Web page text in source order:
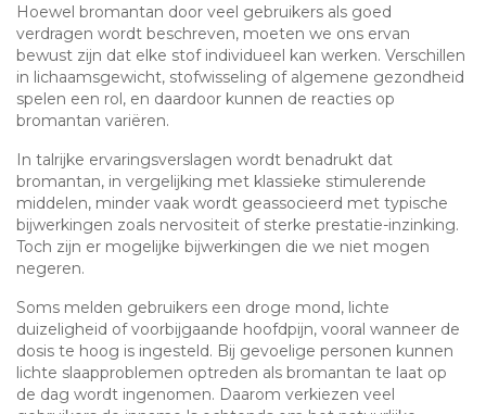
Hoewel bromantan door veel gebruikers als goed
verdragen wordt beschreven, moeten we ons ervan
bewust zijn dat elke stof individueel kan werken. Verschillen
in lichaamsgewicht, stofwisseling of algemene gezondheid
spelen een rol, en daardoor kunnen de reacties op
bromantan variëren.
In talrijke ervaringsverslagen wordt benadrukt dat
bromantan, in vergelijking met klassieke stimulerende
middelen, minder vaak wordt geassocieerd met typische
bijwerkingen zoals nervositeit of sterke prestatie-inzinking.
Toch zijn er mogelijke bijwerkingen die we niet mogen
negeren.
Soms melden gebruikers een droge mond, lichte
duizeligheid of voorbijgaande hoofdpijn, vooral wanneer de
dosis te hoog is ingesteld. Bij gevoelige personen kunnen
lichte slaapproblemen optreden als bromantan te laat op
de dag wordt ingenomen. Daarom verkiezen veel